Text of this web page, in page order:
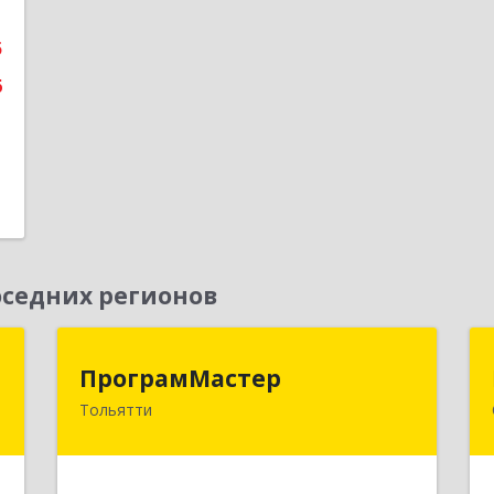
регионов
ПрограмМастер
Тольятти
445004, Самарская обл, Тольятти г,